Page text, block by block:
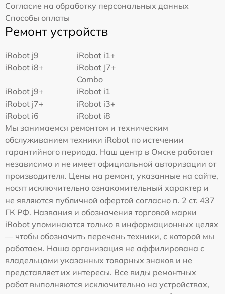
Согласие на обработку персональных данных
Способы оплаты
Ремонт устройств
iRobot j9
iRobot i1+
iRobot i8+
iRobot J7+
Combo
iRobot j9+
iRobot i1
iRobot j7+
iRobot i3+
iRobot i6
iRobot i8
Мы занимаемся ремонтом и техническим
обслуживанием техники iRobot по истечении
гарантийного периода. Наш центр в Омске работает
независимо и не имеет официальной авторизации от
производителя. Цены на ремонт, указанные на сайте,
носят исключительно ознакомительный характер и
не являются публичной офертой согласно п. 2 ст. 437
ГК РФ. Названия и обозначения торговой марки
iRobot упоминаются только в информационных целях
— чтобы обозначить перечень техники, с которой мы
работаем. Наша организация не аффилирована с
владельцами указанных товарных знаков и не
представляет их интересы. Все виды ремонтных
работ выполняются исключительно на устройствах,